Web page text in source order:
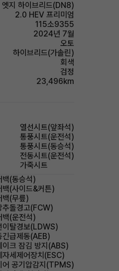
엣지 하이브리드(DN8)
2.0 HEV 프리미엄
115소9355
2024년 7월
오토
하이브리드(가솔린)
회색
검정
23,496km
열선시트(앞좌석)
통풍시트(운전석)
통풍시트(동승석)
전동시트(운전석)
가죽시트
백(동승석)
백(사이드&커튼)
백(무릎)
추돌경고(FCW)
백(운전석)
이탈경보(LDWS)
긴급제동(AEB)
이크 잠김 방지(ABS)
자세제어장치(ESC)
어 공기압감지(TPMS)